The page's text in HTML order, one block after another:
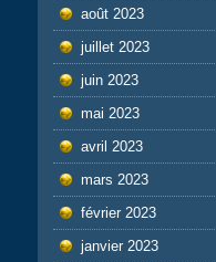
août 2023
juillet 2023
juin 2023
mai 2023
avril 2023
mars 2023
février 2023
janvier 2023